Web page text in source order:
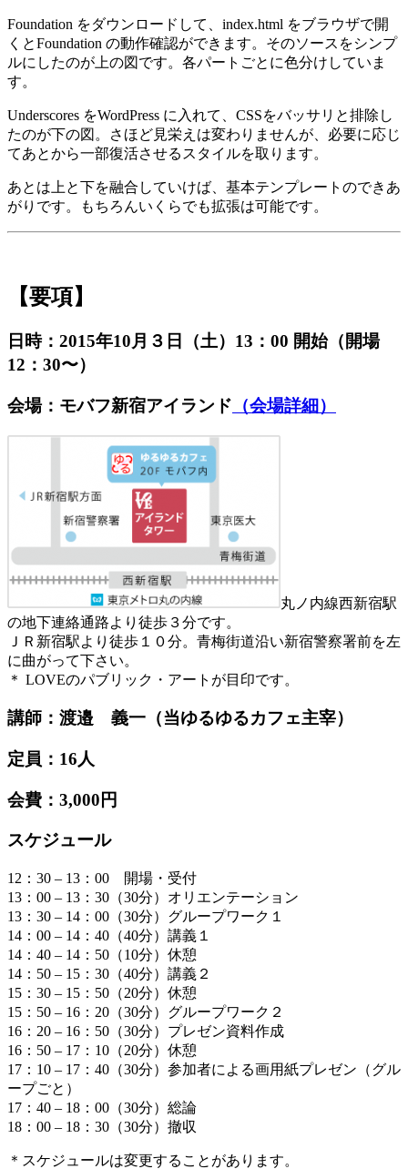
Foundation をダウンロードして、index.html をブラウザで開
くとFoundation の動作確認ができます。そのソースをシンプ
ルにしたのが上の図です。各パートごとに色分けしていま
す。
Underscores をWordPress に入れて、CSSをバッサリと排除し
たのが下の図。さほど見栄えは変わりませんが、必要に応じ
てあとから一部復活させるスタイルを取ります。
あとは上と下を融合していけば、基本テンプレートのできあ
がりです。もちろんいくらでも拡張は可能です。
【要項】
日時：2015年10月３日（土）13：00 開始（開場
12：30〜）
会場：モバフ新宿アイランド （会場詳細）
丸ノ内線西新宿駅
の地下連絡通路より徒歩３分です。
ＪＲ新宿駅より徒歩１０分。青梅街道沿い新宿警察署前を左
に曲がって下さい。
＊ LOVEのパブリック・アートが目印です。
講師：渡邉 義一（当ゆるゆるカフェ主宰）
定員：16人
会費：3,000円
スケジュール
12：30 – 13：00 開場・受付
13：00 – 13：30（30分）オリエンテーション
13：30 – 14：00（30分）グループワーク１
14：00 – 14：40（40分）講義１
14：40 – 14：50（10分）休憩
14：50 – 15：30（40分）講義２
15：30 – 15：50（20分）休憩
15：50 – 16：20（30分）グループワーク２
16：20 – 16：50（30分）プレゼン資料作成
16：50 – 17：10（20分）休憩
17：10 – 17：40（30分）参加者による画用紙プレゼン（グル
ープごと）
17：40 – 18：00（30分）総論
18：00 – 18：30（30分）撤収
＊スケジュールは変更することがあります。